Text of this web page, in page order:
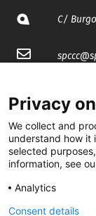
C/
spccc@
Privacy
We collect and
understand how it
selected
information, see
Analytics
Consent details